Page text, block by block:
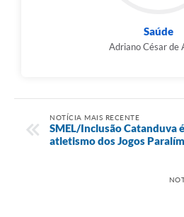
Saúde
Adriano César de
NOTÍCIA MAIS RECENTE
SMEL/Inclusão Catanduva
atletismo dos Jogos